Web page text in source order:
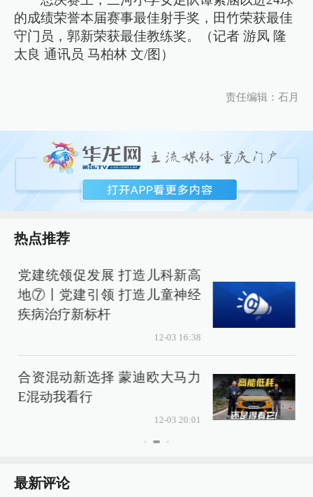
的成绩荣誉本届赛事最佳射手奖，田竹荣获最佳
守门员，郭新荣获最佳教练奖。（记者 游凤 隆
太良 通讯员 马柏林 文/图）
责任编辑：石月
热点推荐
党建统领促发展 打造儿科新高
地⑦丨党建引领 打造儿童神经
疾病治疗新标杆
12-03 16:38
合资混动新选择 蒙迪欧大马力
E混动我看行
12-03 20:01
最新评论